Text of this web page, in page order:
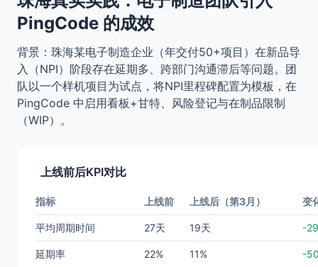
PingCode 的成效
背景：珠海某电子制造企业（年交付50+项目）在新品导
入（NPI）阶段存在延期多、跨部门沟通滞后等问题。团
队以一个样机项目为试点，将NPI里程碑配置为模板，在
PingCode 中启用看板+甘特、风险登记与在制品限制
（WIP）。
上线前后KPI对比
指标 上线前 上线后（第3月） 变
平均周期时间 27天 19天 -
延期率 22% 11% -